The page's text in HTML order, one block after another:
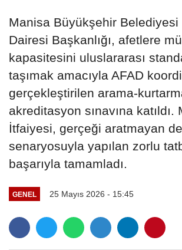
Manisa Büyükşehir Belediyesi
Dairesi Başkanlığı, afetlere
kapasitesini uluslararası
taşımak amacıyla AFAD
gerçekleştirilen arama-
akreditasyon sınavına katıldı.
İtfaiyesi, gerçeği aratmayan
senaryosuyla yapılan zorlu
başarıyla tamamladı.
GENEL 25 Mayıs 2026 - 15:45